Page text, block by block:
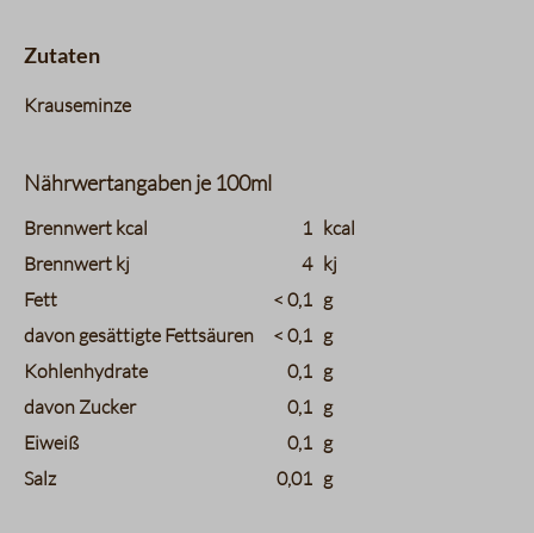
Zutaten
Krauseminze
Nährwertangaben je 100ml
charts.nutritions.header_name charts.nutritions.header_value
Brennwert kcal 1 kcal
Brennwert kj
4 kj
Fett
< 0,1 g
davon gesättigte Fettsäuren
< 0,1 g
Kohlenhydrate
0,1 g
davon Zucker
0,1 g
Eiweiß
0,1 g
Salz
0,01 g